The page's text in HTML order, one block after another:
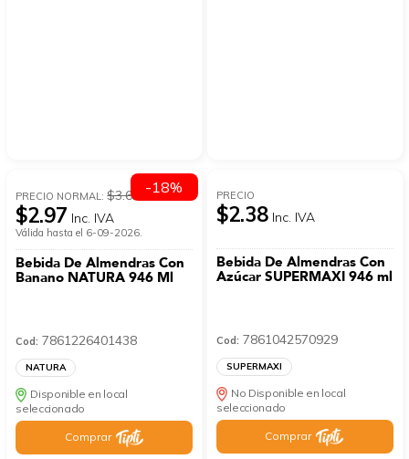
PRECIO NORMAL:$3.62
$2.97 Inc. IVA
Válida hasta el 6-09-2026.
Bebida De Almendras Con
Banano NATURA 946 Ml
Cod: 7861226401438
NATURA
Disponible en local
seleccionado
Comprar
-18% PRECIO
$2.38 Inc. IVA
Bebida De Almendras Con
Azúcar SUPERMAXI 946 ml
Cod: 7861042570929
SUPERMAXI
No Disponible en local
seleccionado
Comprar